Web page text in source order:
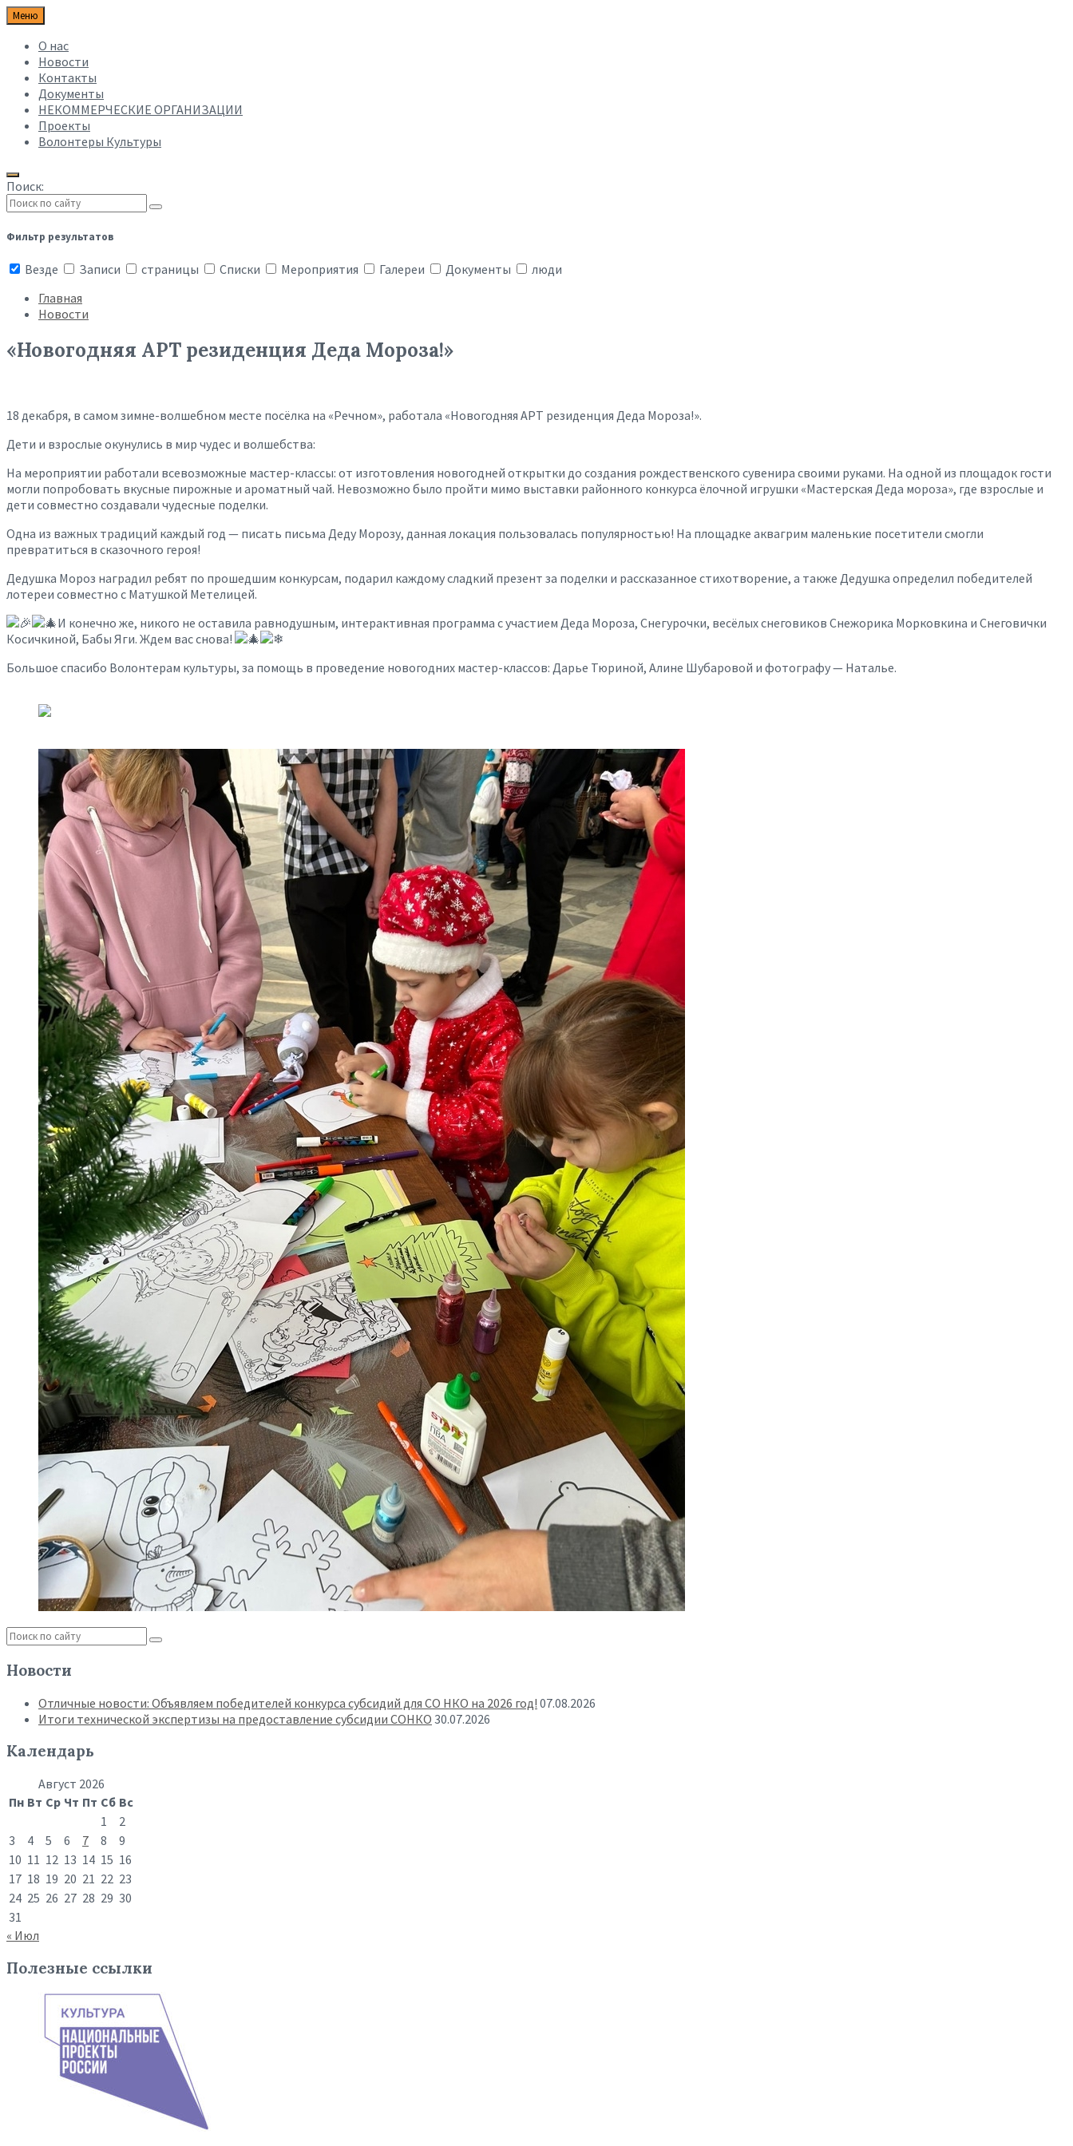
Меню
О нас
Новости
Контакты
Документы
НЕКОММЕРЧЕСКИЕ ОРГАНИЗАЦИИ
Проекты
Волонтеры Культуры
Поиск:
Фильтр результатов
Везде Записи страницы Списки Мероприятия Галереи Документы
люди
Главная
Новости
«Новогодняя АРТ резиденция Деда Мороза!»
18 декабря, в самом зимне-волшебном месте посёлка на «Речном», работала «Новогодняя АРТ резиденция Деда Мороза!».
Дети и взрослые окунулись в мир чудес и волшебства:
На мероприятии работали всевозможные мастер-классы: от изготовления новогодней открытки до создания рождественского сувенира своими руками. На одной из площадок гости
могли попробовать вкусные пирожные и ароматный чай. Невозможно было пройти мимо выставки районного конкурса ёлочной игрушки «Мастерская Деда мороза», где взрослые и
дети совместно создавали чудесные поделки.
Одна из важных традиций каждый год — писать письма Деду Морозу, данная локация пользовалась популярностью! На площадке аквагрим маленькие посетители смогли
превратиться в сказочного героя!
Дедушка Мороз наградил ребят по прошедшим конкурсам, подарил каждому сладкий презент за поделки и рассказанное стихотворение, а также Дедушка определил победителей
лотереи совместно с Матушкой Метелицей.
И конечно же, никого не оставила равнодушным, интерактивная программа с участием Деда Мороза, Снегурочки, весёлых снеговиков Снежорика Морковкина и Снеговички
Косичкиной, Бабы Яги. Ждем вас снова!
Большое спасибо Волонтерам культуры, за помощь в проведение новогодних мастер-классов: Дарье Тюриной, Алине Шубаровой и фотографу — Наталье.
Новости
Отличные новости: Объявляем победителей конкурса субсидий для СО НКО на 2026 год! 07.08.2026
Итоги технической экспертизы на предоставление субсидии СОНКО 30.07.2026
Календарь
Август 2026
Пн Вт Ср Чт Пт Сб Вс
1
2
3
4 5 6 7 8
9
10 11 12 13 14 15 16
17 18 19 20 21 22 23
24 25 26 27 28 29 30
31
« Июл
Полезные ссылки